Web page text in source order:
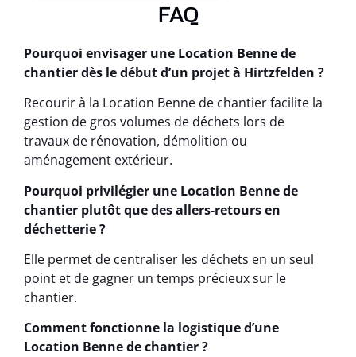
FAQ
Pourquoi envisager une Location Benne de
chantier dès le début d’un projet à Hirtzfelden ?
Recourir à la Location Benne de chantier facilite la
gestion de gros volumes de déchets lors de
travaux de rénovation, démolition ou
aménagement extérieur.
Pourquoi privilégier une Location Benne de
chantier plutôt que des allers-retours en
déchetterie ?
Elle permet de centraliser les déchets en un seul
point et de gagner un temps précieux sur le
chantier.
Comment fonctionne la logistique d’une
Location Benne de chantier ?